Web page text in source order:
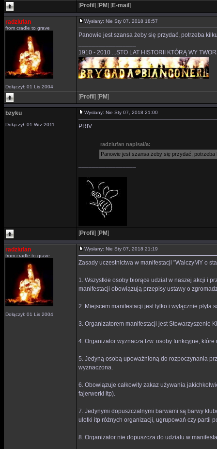
[Profil ] [PM] [E-mail ]
radziufan
from cradle to grave
Dołączył: 01 Lis 2004
Wysłany: Nie Sty 07, 2018 18:57
Panowie jest szansa żeby się przydać, potrzeba
1910 - 2010 ...STO LAT HISTORII KTÓRĄ WY
[Profil ] [PM]
bzyku
Dołączył: 01 Wrz 2011
Wysłany: Nie Sty 07, 2018 21:00
PRIV
radziufan napisał/a:
Panowie jest szansa żeby się przydać,
[Profil ] [PM]
radziufan
from cradle to grave
Dołączył: 01 Lis 2004
Wysłany: Nie Sty 07, 2018 21:19
Zasady uczestnictwa w manifestacji "WalczyMY o
1. Wszystkie osoby biorące udział w naszej akcji i
manifestacji obowiązują przepisy ustawy o
2. Miejscem manifestacji jest tylko i wyłącznie
3. Organizatorem manifestacji jest Stowarzyszenie
4. Organizator wyznacza tzw. osoby funkcyjne,
5. Jedyną osobą upoważnioną do rozpoczynania
wyznaczona.
6. Obowiązuje całkowity zakaz używania
fajerwerki itp).
7. Jedynymi dopuszczalnymi barwami są barwy
ulotki itp różnych organizacji, ugrupowań czy partii
8. Organizator nie dopuszcza do udziału w